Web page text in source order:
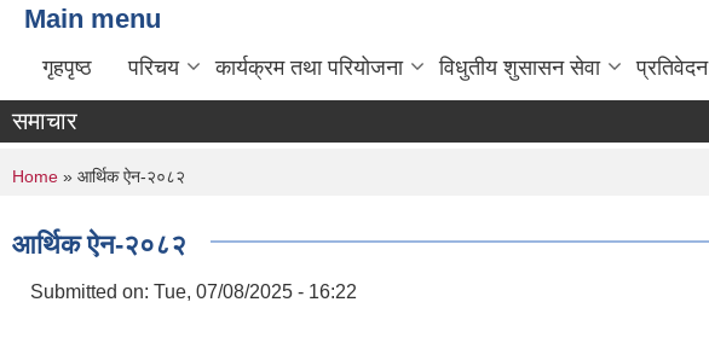
Main menu
गृहपृष्ठ परिचय कार्यक्रम तथा परियोजना विधुतीय शुसासन सेवा प्रतिवेदन
समाचार
You are here
Home » आर्थिक ऐन-२०८२
आर्थिक ऐन-२०८२
Submitted on: Tue, 07/08/2025 - 16:22